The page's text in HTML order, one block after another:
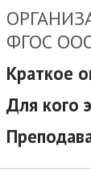
ФГОС
Краткое
Для кого